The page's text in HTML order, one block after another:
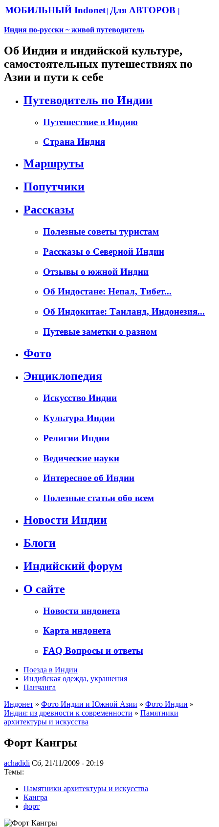
МОБИЛЬНЫЙ Indonet| Для АВТОРОВ |
Индия по-русски ~ живой путеводитель
Об Индии и индийской культуре,
самостоятельных путешествиях по
Азии и пути к себе
Путеводитель по Индии
Путешествие в Индию
Страна Индия
Маршруты
Попутчики
Рассказы
Полезные советы туристам
Рассказы о Северной Индии
Отзывы о южной Индии
Об Индостане: Непал, Тибет...
Об Индокитае: Таиланд, Индонезия...
Путевые заметки о разном
Фото
Энциклопедия
Искусство Индии
Культура Индии
Религии Индии
Ведические науки
Интересное об Индии
Полезные статьи обо всем
Новости Индии
Блоги
Индийский форум
О сайте
Новости индонета
Карта индонета
FAQ Вопросы и ответы
Поезда в Индии
Индийская одежда, украшения
Панчанга
Индонет » Фото Индии и Южной Азии » Фото Индии »
Индия: из древности к современности » Памятники
архитектуры и искусства
Форт Кангры
achadidi Сб, 21/11/2009 - 20:19
Темы:
Памятники архитектуры и искусства
Кангра
форт